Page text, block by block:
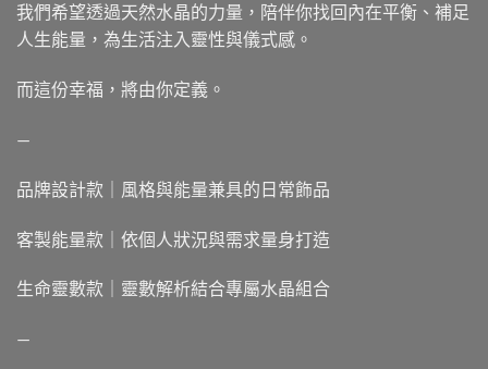
我們希望透過天然水晶的力量，陪伴你找回內在平衡、補足
人生能量，為生活注入靈性與儀式感。
而這份幸福，將由你定義。
—
品牌設計款｜風格與能量兼具的日常飾品
客製能量款｜依個人狀況與需求量身打造
生命靈數款｜靈數解析結合專屬水晶組合
—